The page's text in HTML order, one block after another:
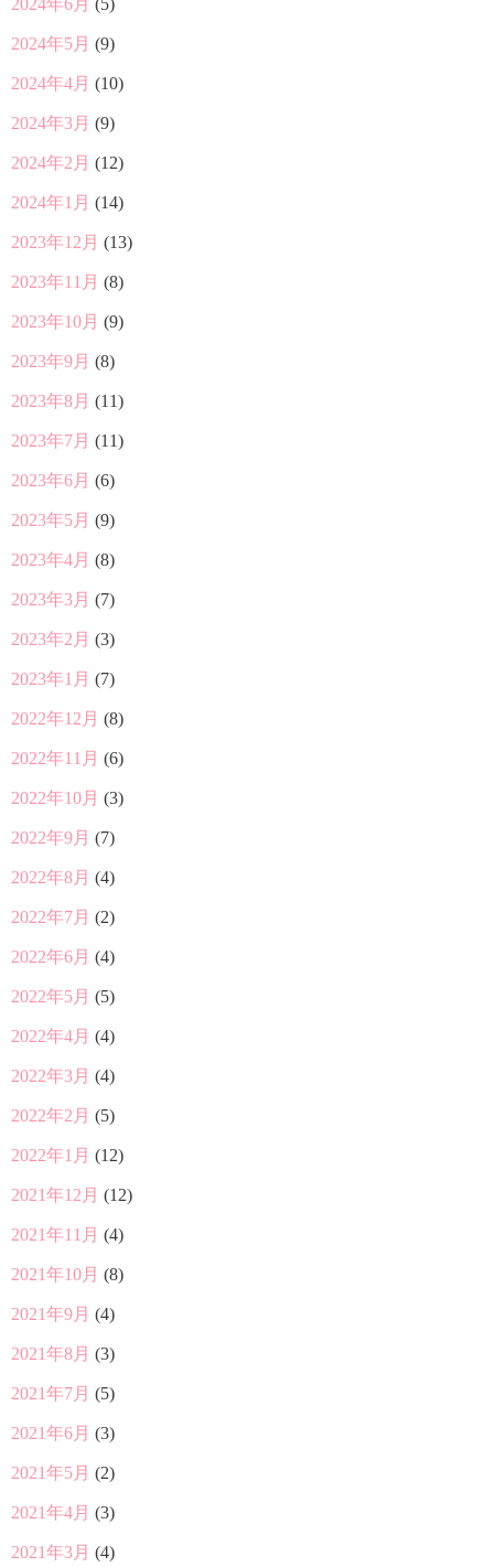
2024年6月 (5)
2024年5月 (9)
2024年4月 (10)
2024年3月 (9)
2024年2月 (12)
2024年1月 (14)
2023年12月 (13)
2023年11月 (8)
2023年10月 (9)
2023年9月 (8)
2023年8月 (11)
2023年7月 (11)
2023年6月 (6)
2023年5月 (9)
2023年4月 (8)
2023年3月 (7)
2023年2月 (3)
2023年1月 (7)
2022年12月 (8)
2022年11月 (6)
2022年10月 (3)
2022年9月 (7)
2022年8月 (4)
2022年7月 (2)
2022年6月 (4)
2022年5月 (5)
2022年4月 (4)
2022年3月 (4)
2022年2月 (5)
2022年1月 (12)
2021年12月 (12)
2021年11月 (4)
2021年10月 (8)
2021年9月 (4)
2021年8月 (3)
2021年7月 (5)
2021年6月 (3)
2021年5月 (2)
2021年4月 (3)
2021年3月 (4)